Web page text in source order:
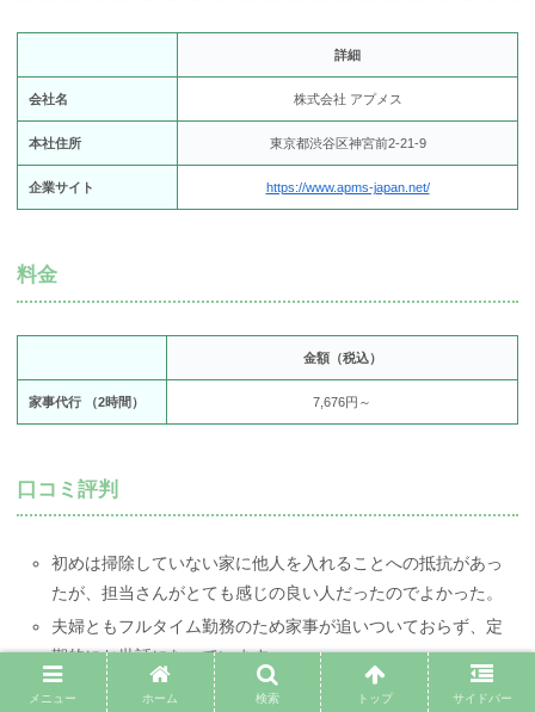
詳細
会社名 株式会社 アプメス
本社住所 東京都渋谷区神宮前2-21-9
企業サイト https://www.apms-japan.net/
料金
金額（税込）
家事代行 （2時間） 7,676円～
口コミ評判
初めは掃除していない家に他人を入れることへの抵抗があっ
たが、担当さんがとても感じの良い人だったのでよかった。
夫婦ともフルタイム勤務のため家事が追いついておらず、定
期的にお世話になっています。
スタッフさんのお人柄なのか、子どもがよく懐いています。
メニュー ホーム 検索 トップ サイドバー